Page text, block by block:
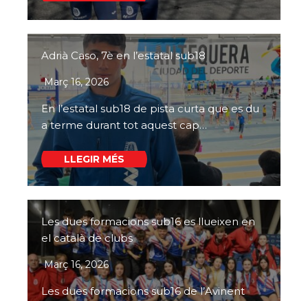
Adrià Caso, 7è en l’estatal sub18
Març 16, 2026
En l’estatal sub18 de pista curta que es du
a terme durant tot aquest cap…
LLEGIR MÉS
Les dues formacions sub16 es llueixen en
el català de clubs
Març 16, 2026
Les dues formacions sub16 de l’Avinent